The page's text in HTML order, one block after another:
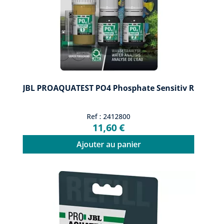
JBL PROAQUATEST PO4 Phosphate Sensitiv R
Ref : 2412800
11,60 €
Ajouter au panier